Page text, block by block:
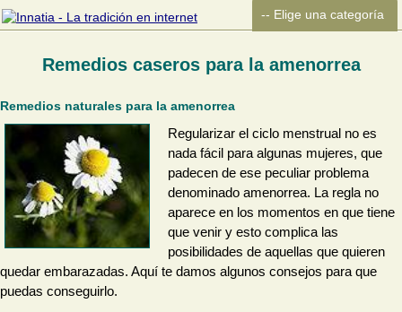
Remedios caseros para la amenorrea
Remedios naturales para la amenorrea
Regularizar el ciclo menstrual no es
nada fácil para algunas mujeres, que
padecen de ese peculiar problema
denominado amenorrea. La regla no
aparece en los momentos en que tiene
que venir y esto complica las
posibilidades de aquellas que quieren
quedar embarazadas. Aquí te damos algunos consejos para que
puedas conseguirlo.